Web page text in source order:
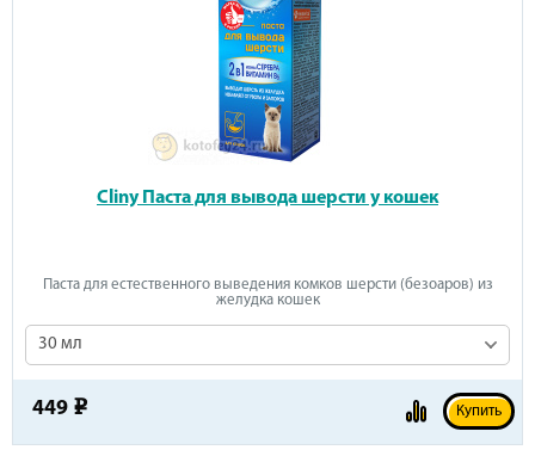
Cliny Паста для вывода шерсти у кошек
Паста для естественного выведения комков шерсти (безоаров) из
желудка кошек
30 мл
449 e Купить